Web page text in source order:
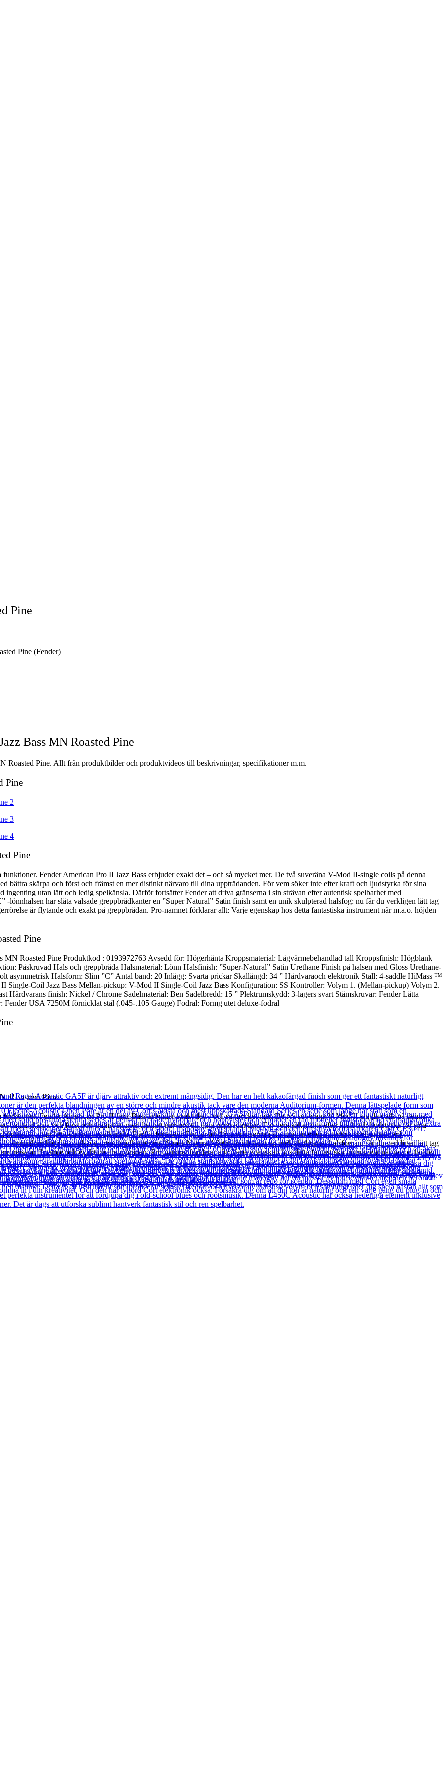
Pine
Pine (Fender)
Bass MN Roasted Pine
Roasted Pine. Allt från produktbilder och produktvideos till beskrivningar, specifikationer m.m.
Pine
Pine
Fender American Pro II Jazz Bass erbjuder exakt det – och så mycket mer. De två suveräna V-Mod II-single coils på denna
bättra skärpa och först och främst en mer distinkt närvaro till dina uppträdanden. För vem söker inte efter kraft och ljudstyrka för sina
utan lätt och ledig spelkänsla. Därför fortsätter Fender att driva gränserna i sin strävan efter autentisk spelbarhet med
-lönnhalsen har släta valsade greppbrädkanter en ”Super Natural” Satin finish samt en unik skulpterad halsfog: nu får du verkligen lätt tag
är flytande och exakt på greppbrädan. Pro-namnet förklarar allt: Varje egenskap hos detta fantastiska instrument når m.a.o. höjden
Pine
Roasted Pine Produktkod : 0193972763 Avsedd för: Högerhänta Kroppsmaterial: Lågvärmebehandlad tall Kroppsfinish: Högblank
Påskruvad Hals och greppbräda Halsmaterial: Lönn Halsfinish: ”Super-Natural” Satin Urethane Finish på halsen med Gloss Urethane-
asymmetrisk Halsform: Slim ”C” Antal band: 20 Inlägg: Svarta prickar Skallängd: 34 ” Hårdvaraoch elektronik Stall: 4-saddle HiMass ™
Single-Coil Jazz Bass Mellan-pickup: V-Mod II Single-Coil Jazz Bass Konfiguration: SS Kontroller: Volym 1. (Mellan-pickup) Volym 2.
Hårdvarans finish: Nickel / Chrome Sadelmaterial: Ben Sadelbredd: 15 ” Plektrumskydd: 3-lagers svart Stämskruvar: Fender Lätta
Fender USA 7250M förnicklat stål (.045-.105 Gauge) Fodral: Formgjutet deluxe-fodral
Roasted Pine
Fender American Pro II Jazz Bass erbjuder exakt det – och så mycket mer. De två suveräna V-Mod II-single coils på denna
bättra skärpa och först och främst en mer distinkt närvaro till dina uppträdanden. För vem söker inte efter kraft och ljudstyrka för sina
utan lätt och ledig spelkänsla. Därför fortsätter Fender att driva gränserna i sin strävan efter autentisk spelbarhet med
-lönnhalsen har släta valsade greppbrädkanter en ”Super Natural” Satin finish samt en unik skulpterad halsfog: nu får du verkligen lätt tag
är flytande och exakt på greppbrädan. Pro-namnet förklarar allt: Varje egenskap hos detta fantastiska instrument når m.a.o. höjden